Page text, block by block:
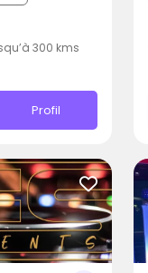
300 kms
Profil